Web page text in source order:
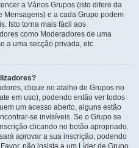
a Vários Grupos (isto difere da
Mensagens) e a cada Grupo podem
Isto torna mais fácil aos
como Moderadores de uma
a uma secção privada, etc.
clique no atalho de Grupos no
em uso), podendo então ver todos
um acesso aberto, alguns estão
se invisíveis. Se o Grupo se
clicando no botão apropriado.
aprovar a sua inscrição, podendo
não insista a um Líder de Grupo